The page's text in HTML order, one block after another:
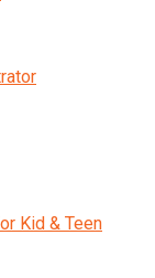
Kid & Teen